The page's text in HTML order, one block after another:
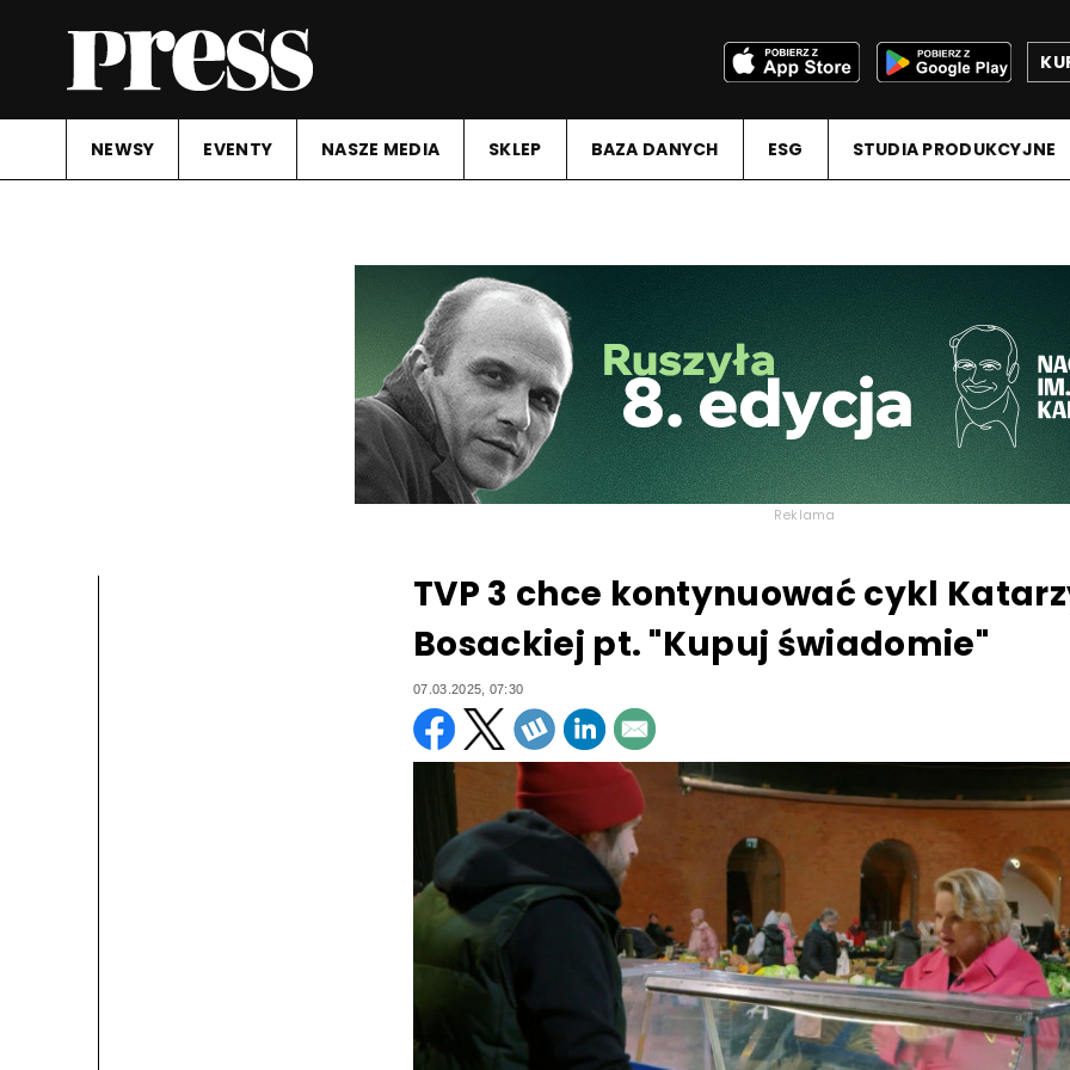
NEWSY EVENTY NASZE MEDIA SKLEP BAZA DANYCH ESG STUDIA PRODUKCYJNE
Reklama
TVP 3 chce kontynuować cykl
Bosackiej pt. "Kupuj świadomie"
07.03.2025, 07:30